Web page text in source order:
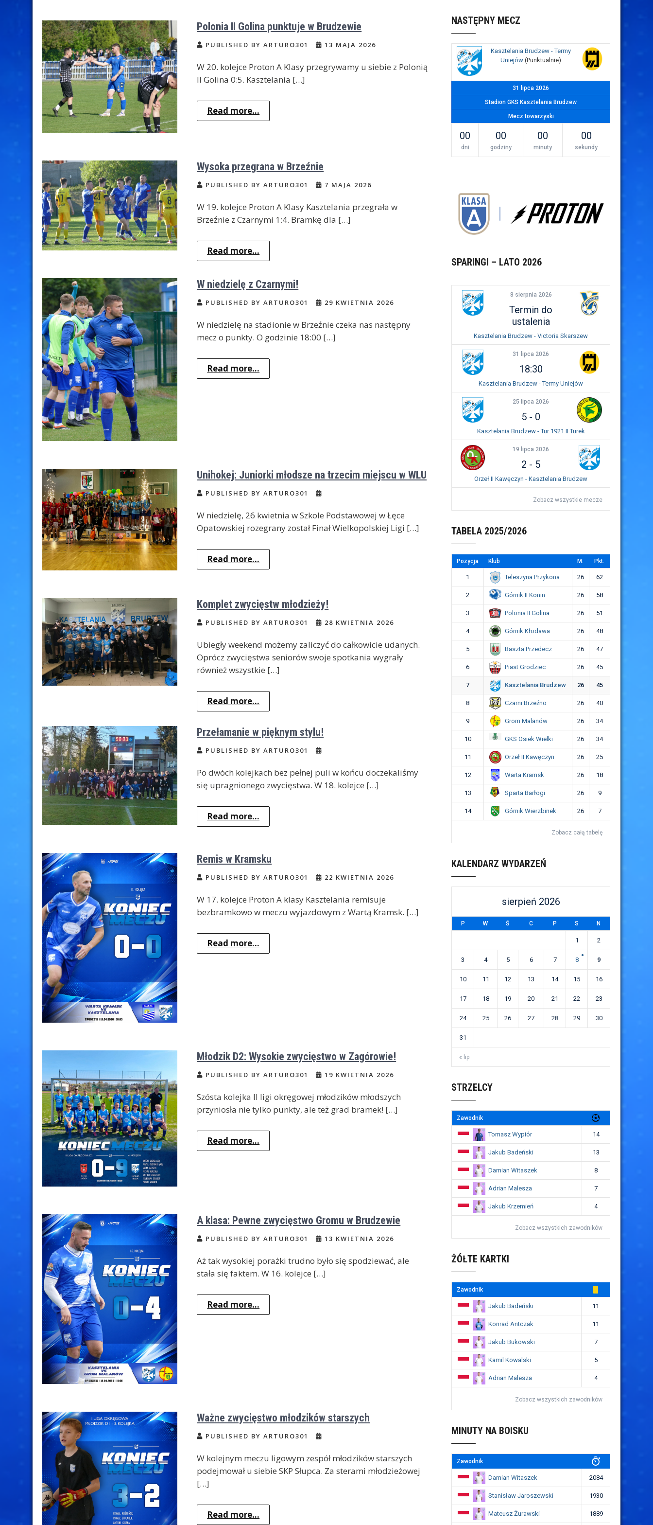
Polonia II Golina punktuje w Brudzewie
PUBLISHED BY ARTURO301 13 MAJA 2026
W 20. kolejce Proton A Klasy przegrywamy u siebie z Polonią
II Golina 0:5. Kasztelania […]
Read more...
Wysoka przegrana w Brzeźnie
PUBLISHED BY ARTURO301 7 MAJA 2026
W 19. kolejce Proton A Klasy Kasztelania przegrała w
Brzeźnie z Czarnymi 1:4. Bramkę dla […]
Read more...
W niedzielę z Czarnymi!
PUBLISHED BY ARTURO301 29 KWIETNIA 2026
W niedzielę na stadionie w Brzeźnie czeka nas następny
mecz o punkty. O godzinie 18:00 […]
Read more...
Unihokej: Juniorki młodsze na trzecim miejscu w WLU
PUBLISHED BY ARTURO301
W niedzielę, 26 kwietnia w Szkole Podstawowej w Łęce
Opatowskiej rozegrany został Finał Wielkopolskiej Ligi […]
Read more...
Komplet zwycięstw młodzieży!
PUBLISHED BY ARTURO301 28 KWIETNIA 2026
Ubiegły weekend możemy zaliczyć do całkowicie udanych.
Oprócz zwycięstwa seniorów swoje spotkania wygrały
również wszystkie […]
Read more...
Przełamanie w pięknym stylu!
PUBLISHED BY ARTURO301
Po dwóch kolejkach bez pełnej puli w końcu doczekaliśmy
się upragnionego zwycięstwa. W 18. kolejce […]
Read more...
Remis w Kramsku
PUBLISHED BY ARTURO301 22 KWIETNIA 2026
W 17. kolejce Proton A klasy Kasztelania remisuje
bezbramkowo w meczu wyjazdowym z Wartą Kramsk. […]
Read more...
Młodzik D2: Wysokie zwycięstwo w Zagórowie!
PUBLISHED BY ARTURO301 19 KWIETNIA 2026
Szósta kolejka II ligi okręgowej młodzików młodszych
przyniosła nie tylko punkty, ale też grad bramek! […]
Read more...
A klasa: Pewne zwycięstwo Gromu w Brudzewie
PUBLISHED BY ARTURO301 13 KWIETNIA 2026
Aż tak wysokiej porażki trudno było się spodziewać, ale
stała się faktem. W 16. kolejce […]
Read more...
Ważne zwycięstwo młodzików starszych
PUBLISHED BY ARTURO301
W kolejnym meczu ligowym zespół młodzików starszych
podejmował u siebie SKP Słupca. Za sterami młodzieżowej
[…]
Read more...
NASTĘPNY MECZ
Kasztelania Brudzew - Termy
Uniejów (Punktualnie)
31 lipca 2026
Stadion GKS Kasztelania Brudzew
Mecz towarzyski
00
dni
00
godziny
00
minuty
00
sekundy
SPARINGI – LATO 2026
8 sierpnia 2026
Termin do
ustalenia
Kasztelania Brudzew - Victoria Skarszew
31 lipca 2026
18:30
Kasztelania Brudzew - Termy Uniejów
25 lipca 2026
5 - 0
Kasztelania Brudzew - Tur 1921 II Turek
19 lipca 2026
2 - 5
Orzeł II Kawęczyn - Kasztelania Brudzew
Zobacz wszystkie mecze
TABELA 2025/2026
Pozycja Klub M. Pkt.
1 Teleszyna Przykona 26 62
2 Górnik II Konin 26 58
3 Polonia II Golina 26 51
4 Górnik Kłodawa 26 48
5 Baszta Przedecz 26 47
6 Piast Grodziec 26 45
7 Kasztelania Brudzew 26 45
8 Czarni Brzeźno 26 40
9 Grom Malanów 26 34
10 GKS Osiek Wielki 26 34
11 Orzeł II Kawęczyn 26 25
12 Warta Kramsk 26 18
13 Sparta Barłogi 26 9
14 Górnik Wierzbinek 26 7
Zobacz całą tabelę
KALENDARZ WYDARZEŃ
sierpień 2026
P W Ś C P S N
« lip
1 2
3 4 5 6 7 8 9
10 11 12 13 14 15 16
17 18 19 20 21 22 23
24 25 26 27 28 29 30
31
STRZELCY
Zawodnik
Tomasz Wypiór 14
Jakub Badeński 13
Damian Witaszek 8
Adrian Malesza 7
Jakub Krzemień 4
Zobacz wszystkich zawodników
ŻÓŁTE KARTKI
Zawodnik
Jakub Badeński 11
Konrad Antczak 11
Jakub Bukowski 7
Kamil Kowalski 5
Adrian Malesza 4
Zobacz wszystkich zawodników
MINUTY NA BOISKU
Zawodnik
Damian Witaszek 2084
Stanisław Jaroszewski 1930
Mateusz Żurawski 1889